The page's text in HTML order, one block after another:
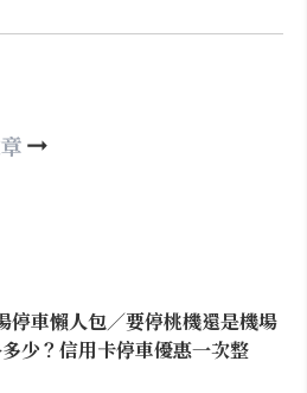
停車懶人包／要停桃機還是機場
少？信用卡停車優惠一次整